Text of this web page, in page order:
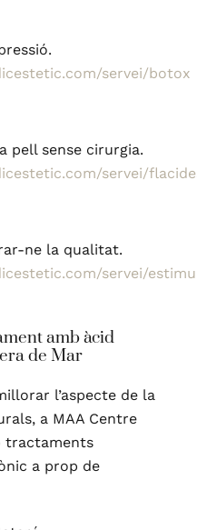
servei/botox
pell sense cirurgia.
servei/
ne la qualitat.
servei/
amb àcid
de Mar
l’aspecte de la
a MAA Centre
tractaments
a prop de